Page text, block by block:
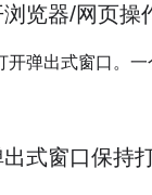
览器/网页操
弹出式窗口。
式窗口保持